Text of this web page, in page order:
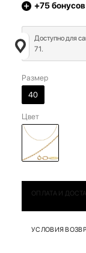
+75бонусов
Доступно для
71.
Размер
40
Цвет
ОПЛАТА И
УСЛОВИЯ